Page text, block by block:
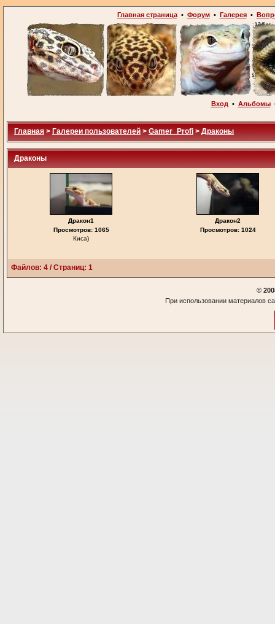
Главная страница• Форум• Галерея•
Вход • Альбомы
Главная > Галереи пользователей > Gamer_Profi > Драконы
Драконы
Дракон1
Просмотров: 1065
Киса)
Дракон2
Просмотров: 1024
Файлов: 4 / Страниц: 1
©
При использовании материалов